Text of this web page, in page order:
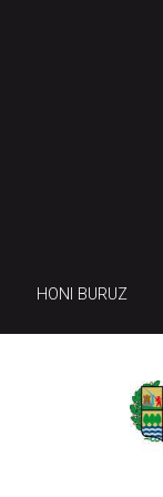
HONI BURUZ